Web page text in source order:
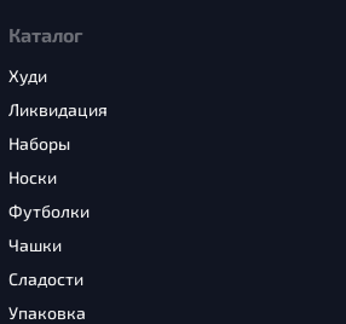
Каталог
Худи
Ликвидация
Наборы
Носки
Футболки
Чашки
Сладости
Упаковка